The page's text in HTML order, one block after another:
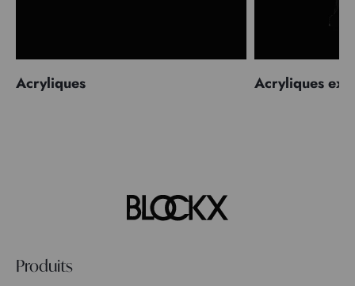
Acryliques Acryliques
Produits